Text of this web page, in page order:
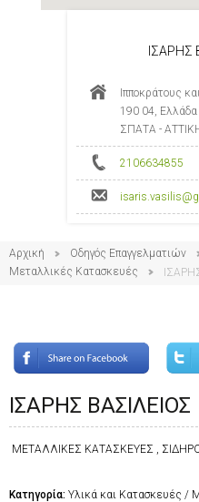
ΙΣΑΡΗΣ
Ιπποκράτους
190 04, Ελλάδα
ΣΠΑΤΑ -
2106634855
Αρχική Οδηγός Επαγγελματιών
Μεταλλικές Κατασκευές
ΙΣΑΡΗΣ ΒΑΣΙΛΕΙΟΣ
ΜΕΤΑΛΛΙΚΕΣ ΚΑΤΑΣΚΕΥΕΣ ,
Κατηγορία: Υλικά και Κατασκευές /